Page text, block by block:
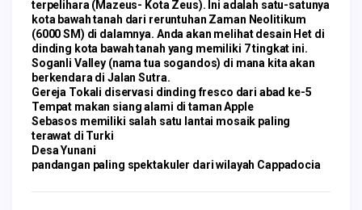
terpelihara (Mazeus- Kota Zeus). Ini adalah satu-satunya
kota bawah tanah dari reruntuhan Zaman Neolitikum
(6000 SM) di dalamnya. Anda akan melihat desain Het di
dinding kota bawah tanah yang memiliki 7 tingkat ini.
Soganli Valley (nama tua sogandos) di mana kita akan
berkendara di Jalan Sutra.
Gereja Tokali diservasi dinding fresco dari abad ke-5
Tempat makan siang alami di taman Apple
Sebasos memiliki salah satu lantai mosaik paling
terawat di Turki
Desa Yunani
pandangan paling spektakuler dari wilayah Cappadocia